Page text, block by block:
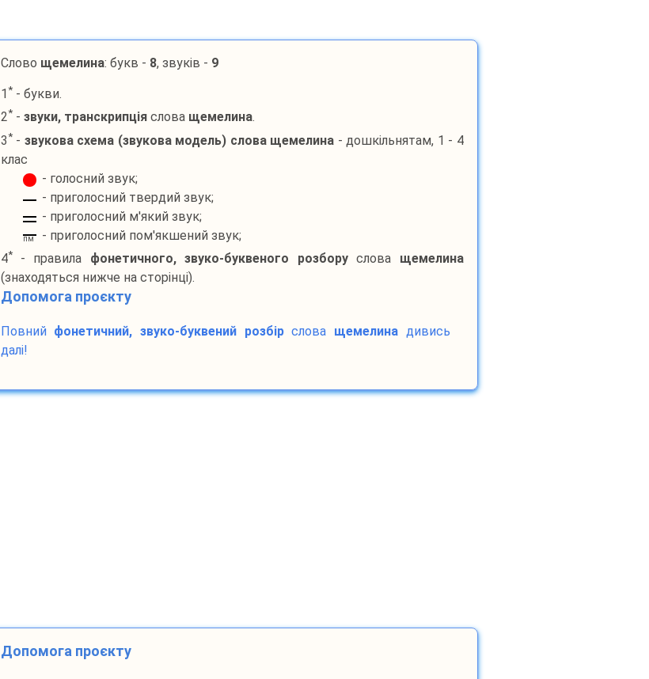
Слово щемелина: букв - 8, звуків - 9
1 *- букви.
2*- звуки, транскрипціяслова щемелина.
3*- звукова схема (звукова модель) слова щемелина - дошкільнятам, 1 - 4
клас
- голосний звук;
- приголосний твердий звук;
- приголосний м'який звук;
пм
- приголосний пом'якшений звук;
4*- правила фонетичного, звуко-буквеного розборуслова щемелина
(знаходяться нижче на сторінці).
Допомога проєкту
Повний фонетичний, звуко-буквений розбірслова щемелинадивись
далі!
Допомога проєкту